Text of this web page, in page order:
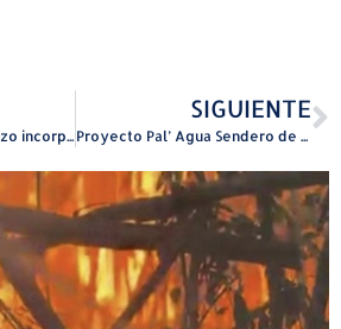
Municipio de San Lorenzo incorpora Voleibol Adaptado para adultos mayores en su torneo anual
SIGUIENTE
Proyecto Pal’ Agua Sendero de Amor Icita Gandía en Hatillo permite a personas con diversidad funcional disfrutar del mar